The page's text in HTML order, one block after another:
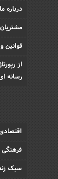
درباره ما
مشتریان
قوانین
از
رسانه
فرهنگی
سبک